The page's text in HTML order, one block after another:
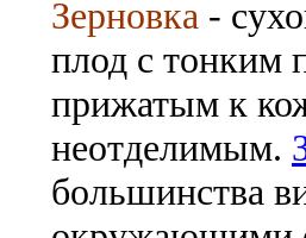
Зерновка -
плод с тонким
прижатым к
неотделимым.
большинства